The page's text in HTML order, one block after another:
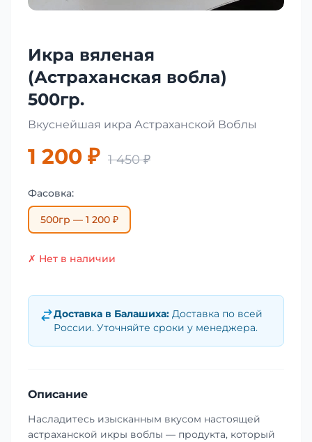
Икра вяленая
(Астраханская вобла)
500гр.
Вкуснейшая икра Астраханской Воблы
1 200 ₽ 1 450 ₽
Фасовка:
500гр — 1 200 ₽
✗ Нет в наличии
Доставка в Балашиха: Доставка по всей
России. Уточняйте сроки у менеджера.
Описание
Насладитесь изысканным вкусом настоящей
астраханской икры воблы — продукта, который